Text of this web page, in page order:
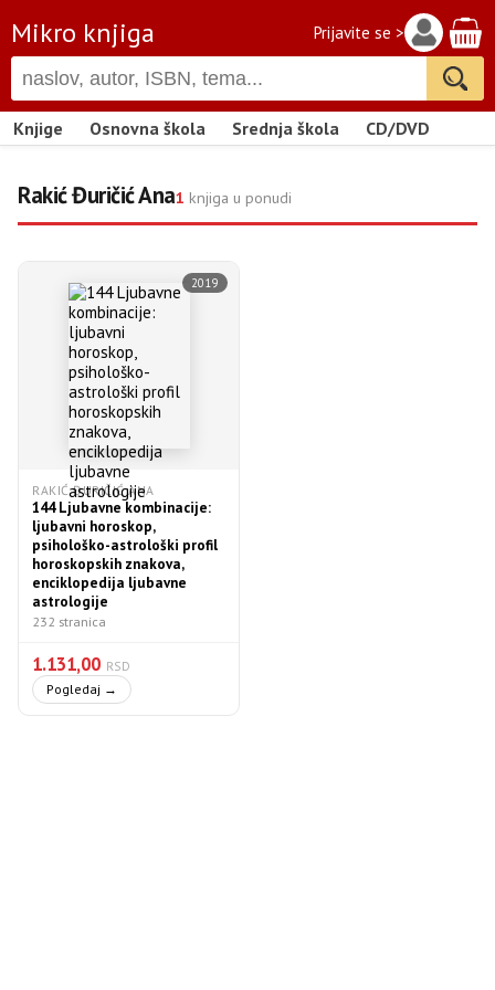
Mikro knjiga Prijavite se >
Knjige Osnovna škola Srednja škola CD/DVD
Rakić Đuričić Ana1 knjiga u ponudi
2019
RAKIĆ ĐURIČIĆ ANA
144 Ljubavne kombinacije:
ljubavni horoskop,
psihološko-astrološki profil
horoskopskih znakova,
enciklopedija ljubavne
astrologije
232 stranica
1.131,00 RSD
Pogledaj →